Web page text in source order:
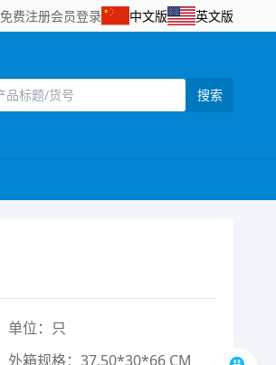
免费注册会员登录 中文版 英文版
搜索
单位：只
外箱规格：37.50*30*66 CM